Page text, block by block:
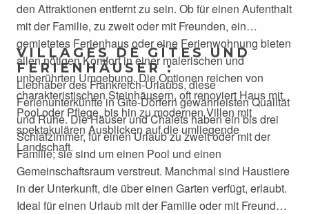
den Attraktionen entfernt zu sein. Ob für einen Aufenthalt
mit der Familie, zu zweit oder mit Freunden, ein
gemietetes Ferienhaus oder eine Ferienwohnung bieten
allen nötigen Komfort in einer malerischen und
unberührten Umgebung. Die Optionen reichen von
charakteristischen Steinhäusern, oft renoviert Haus mit
Pool oder Pflege, bis hin zu modernen Villen mit
spektakulären Ausblicken auf die umliegende
Landschaft.
VILLAGES DE GÎTES UND
FERIENHÄUSER :
Liebhaber des Frankreich-Urlaubs, diese
Ferienunterkünfte in Gîte-Dörfern gewährleisten Qualität
und Ruhe. Die Häuser und Chalets haben ein bis drei
Schlafzimmer, für einen Urlaub zu zweit oder mit der
Familie; sie sind um einen Pool und einen
Gemeinschaftsraum verstreut. Manchmal sind Haustiere
in der Unterkunft, die über einen Garten verfügt, erlaubt.
Ideal für einen Urlaub mit der Familie oder mit Freunden,